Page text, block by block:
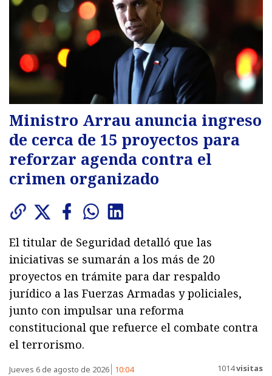
Ministro Arrau anuncia ingreso
de cerca de 15 proyectos para
reforzar agenda contra el
crimen organizado
El titular de Seguridad detalló que las
iniciativas se sumarán a los más de 20
proyectos en trámite para dar respaldo
jurídico a las Fuerzas Armadas y policiales,
junto con impulsar una reforma
constitucional que refuerce el combate contra
el terrorismo.
Jueves 6 de agosto de 2026 10:04 1014visitas